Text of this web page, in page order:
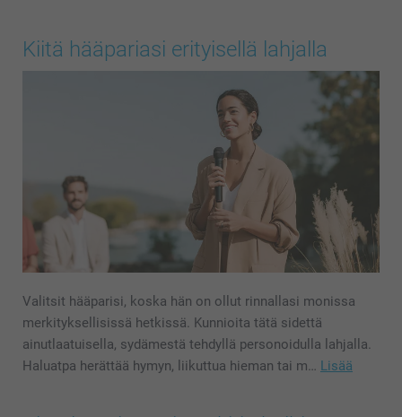
Kiitä hääpariasi erityisellä lahjalla
Valitsit hääparisi, koska hän on ollut rinnallasi monissa
merkityksellisissä hetkissä. Kunnioita tätä sidettä
ainutlaatuisella, sydämestä tehdyllä personoidulla lahjalla.
Haluatpa herättää hymyn, liikuttua hieman tai m… Lisää